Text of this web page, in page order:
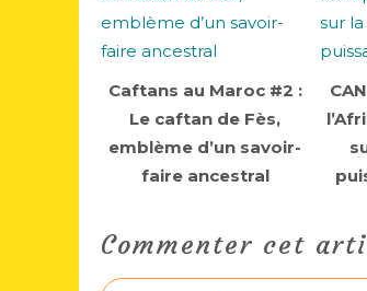
Caftans au Maroc #2 :
Le caftan de Fès,
emblème d’un savoir-
faire ancestral
Commenter cet